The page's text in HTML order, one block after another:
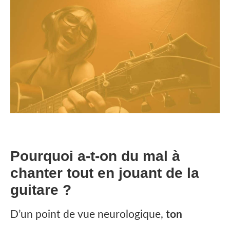
Pourquoi a-t-on du mal à
chanter tout en jouant de la
guitare ?
D’un point de vue neurologique, ton